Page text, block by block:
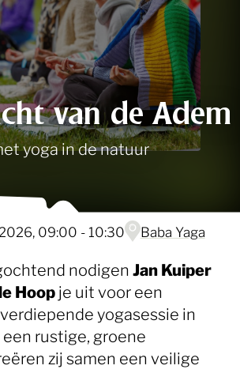
van de Adem
yoga in de natuur
2026, 09:00 - 10:30 Baba Yaga
nodigen Jan Kuiper
Hoopje uit voor een
yogasessie in
een rustige, groene
zij samen een veilige